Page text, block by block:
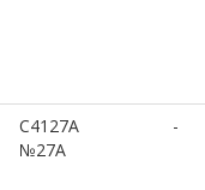
C4127A
№27A
-